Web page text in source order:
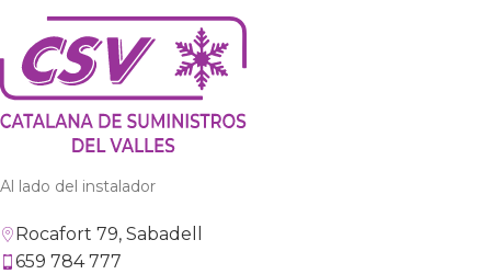
Al lado del instalador
Rocafort 79, Sabadell
659 784 777